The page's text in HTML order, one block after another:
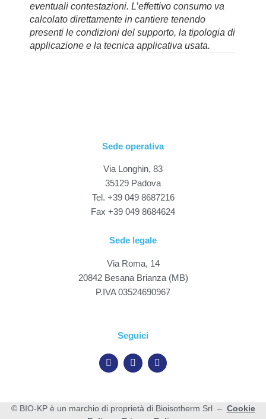
eventuali contestazioni. L’effettivo consumo va
calcolato direttamente in cantiere tenendo
presenti le condizioni del supporto, la tipologia di
applicazione e la tecnica applicativa usata.
Sede operativa
Via Longhin, 83
35129 Padova
Tel. +39 049 8687216
Fax +39 049 8684624
Sede legale
Via Roma, 14
20842 Besana Brianza (MB)
P.IVA 03524690967
Seguici
© BIO-KP è un marchio di proprietà di Bioisotherm Srl – Cookie